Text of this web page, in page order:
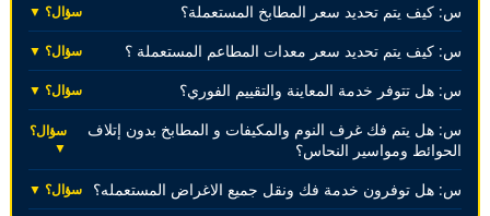
س: كيف يتم تحديد سعر المطابخ المستعملة؟ سؤال؟ ▼
س: كيف يتم تحديد سعر معدات المطاعم المستعملة ؟ سؤال؟ ▼
س: هل تتوفر خدمة المعاينة والتقييم الفوري؟ سؤال؟ ▼
س: هل يتم فك غرف النوم والمكيفات و المطابخ بدون إتلاف
الحوائط ومواسير النحاس؟
سؤال؟
▼
س: هل توفرون خدمة فك ونقل جميع الاغراض المستعمله؟ سؤال؟ ▼